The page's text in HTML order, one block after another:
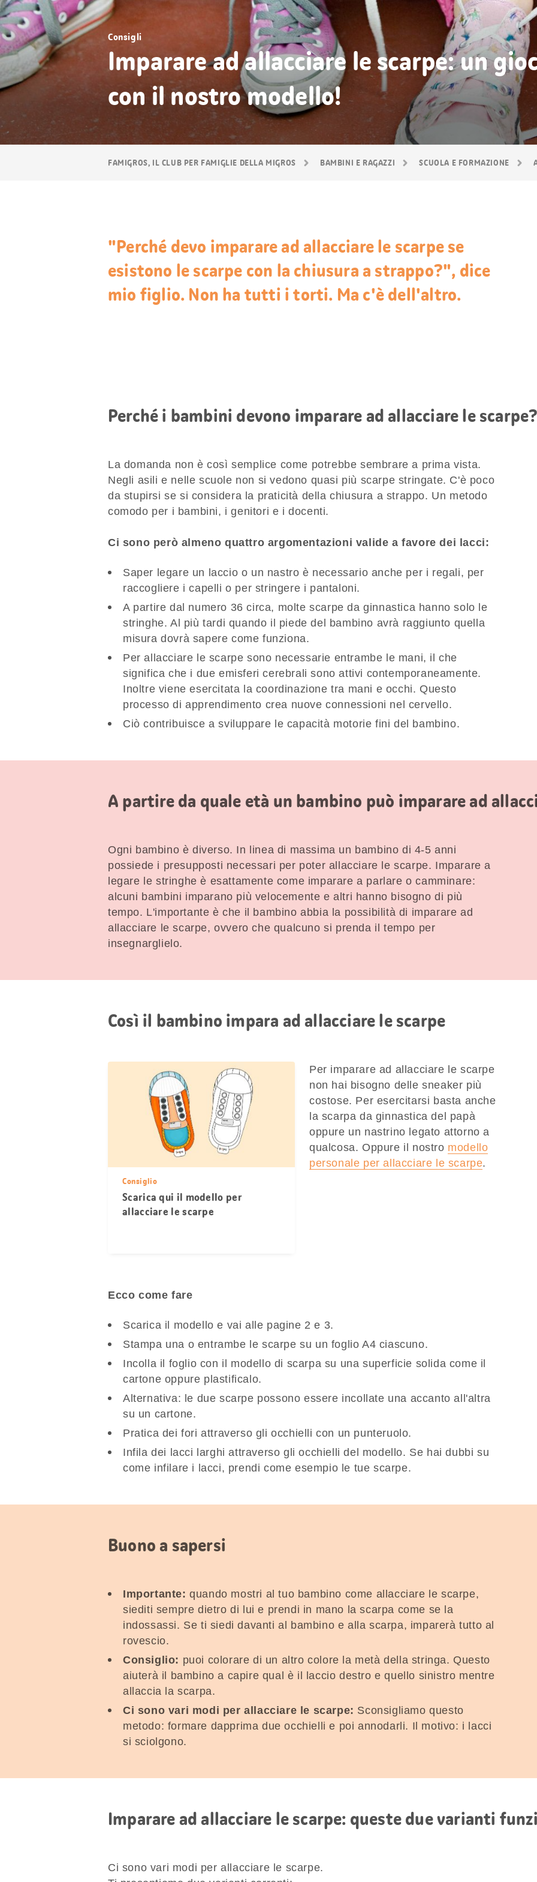
FAMIGROS, IL CLUB PER FAMIGLIE DELLA MIGROS BAMBINI E RAGAZZI SCUOLA E FORMAZIONE
Consigli
Imparare ad allacciare le scarpe: un
con il nostro modello!
"Perché devo imparare ad allacciare le scarpe se
esistono le scarpe con la chiusura a strappo?", dice
mio figlio. Non ha tutti i torti. Ma c'è dell'altro.
Perché i bambini devono imparare ad allacciare le scarpe?
La domanda non è così semplice come potrebbe sembrare a prima vista.
Negli asili e nelle scuole non si vedono quasi più scarpe stringate. C'è poco
da stupirsi se si considera la praticità della chiusura a strappo. Un metodo
comodo per i bambini, i genitori e i docenti.
Ci sono però almeno quattro argomentazioni valide a favore dei lacci:
Saper legare un laccio o un nastro è necessario anche per i regali, per
raccogliere i capelli o per stringere i pantaloni.
A partire dal numero 36 circa, molte scarpe da ginnastica hanno solo le
stringhe. Al più tardi quando il piede del bambino avrà raggiunto quella
misura dovrà sapere come funziona.
Per allacciare le scarpe sono necessarie entrambe le mani, il che
significa che i due emisferi cerebrali sono attivi contemporaneamente.
Inoltre viene esercitata la coordinazione tra mani e occhi. Questo
processo di apprendimento crea nuove connessioni nel cervello.
Ciò contribuisce a sviluppare le capacità motorie fini del bambino.
A partire da quale età un bambino può imparare ad
Ogni bambino è diverso. In linea di massima un bambino di 4-5 anni
possiede i presupposti necessari per poter allacciare le scarpe. Imparare a
legare le stringhe è esattamente come imparare a parlare o camminare:
alcuni bambini imparano più velocemente e altri hanno bisogno di più
tempo. L'importante è che il bambino abbia la possibilità di imparare ad
allacciare le scarpe, ovvero che qualcuno si prenda il tempo per
insegnarglielo.
Così il bambino impara ad allacciare le scarpe
Consiglio
Scarica qui il modello per
allacciare le scarpe
Per imparare ad allacciare le scarpe
non hai bisogno delle sneaker più
costose. Per esercitarsi basta anche
la scarpa da ginnastica del papà
oppure un nastrino legato attorno a
qualcosa. Oppure il nostro modello
personale per allacciare le scarpe.
Ecco come fare
Scarica il modello e vai alle pagine 2 e 3.
Stampa una o entrambe le scarpe su un foglio A4 ciascuno.
Incolla il foglio con il modello di scarpa su una superficie solida come il
cartone oppure plastificalo.
Alternativa: le due scarpe possono essere incollate una accanto all'altra
su un cartone.
Pratica dei fori attraverso gli occhielli con un punteruolo.
Infila dei lacci larghi attraverso gli occhielli del modello. Se hai dubbi su
come infilare i lacci, prendi come esempio le tue scarpe.
Buono a sapersi
Importante: quando mostri al tuo bambino come allacciare le scarpe,
siediti sempre dietro di lui e prendi in mano la scarpa come se la
indossassi. Se ti siedi davanti al bambino e alla scarpa, imparerà tutto al
rovescio.
Consiglio: puoi colorare di un altro colore la metà della stringa. Questo
aiuterà il bambino a capire qual è il laccio destro e quello sinistro mentre
allaccia la scarpa.
Ci sono vari modi per allacciare le scarpe: Sconsigliamo questo
metodo: formare dapprima due occhielli e poi annodarli. Il motivo: i lacci
si sciolgono.
Imparare ad allacciare le scarpe: queste due varianti
Ci sono vari modi per allacciare le scarpe.